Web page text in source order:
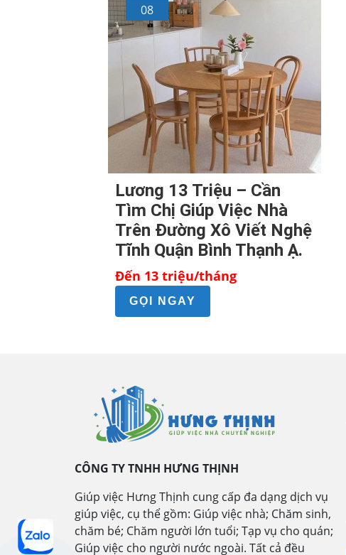
08
Lương 13 Triệu – Cần
Tìm Chị Giúp Việc Nhà
Trên Đường Xô Viết Nghệ
Tĩnh Quận Bình Thạnh Ạ.
Đến 13 triệu/tháng
GỌI NGAY
CÔNG TY TNHH HƯNG THỊNH
Giúp việc Hưng Thịnh cung cấp đa dạng dịch vụ
giúp việc, cụ thể gồm: Giúp việc nhà; Chăm sinh,
chăm bé; Chăm người lớn tuổi; Tạp vụ cho quán;
Giúp việc cho người nước ngoài. Tất cả đều